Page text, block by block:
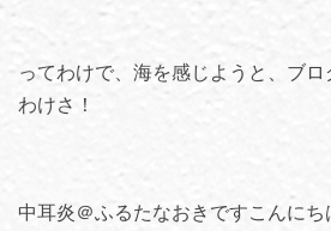
ってわけで、海を感じようと、ブ
わけさ！
中耳炎＠ふるたなおきですこんにち